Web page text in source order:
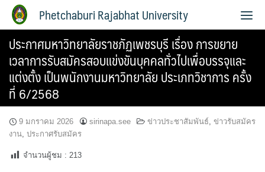
Phetchaburi Rajabhat University
ประกาศมหาวิทยาลัยราชภัฏเพชรบุรี เรื่อง การขยาย
เวลาการรับสมัครสอบแข่งขันบุคคลทั่วไปเพื่อบรรจุและ
แต่งตั้ง เป็นพนักงานมหาวิทยาลัย ประเภทวิชาการ ครั้ง
ที่ 6/2568
9 มกราคม 2026 sirinapa.see ข่าวประชาสัมพันธ์, ข่าวรับสมัคร
งาน, ประกาศรับสมัคร
จำนวนผู้ชม : 213